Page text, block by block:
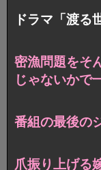
ドラマ「渡る
密漁問題をそ
じゃないか
番組の最後の
爪振り上げる